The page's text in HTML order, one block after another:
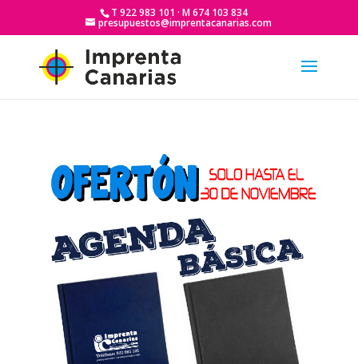
T 922 983 101 · M 674 103 834
presupuestos@imprentacanarias.com